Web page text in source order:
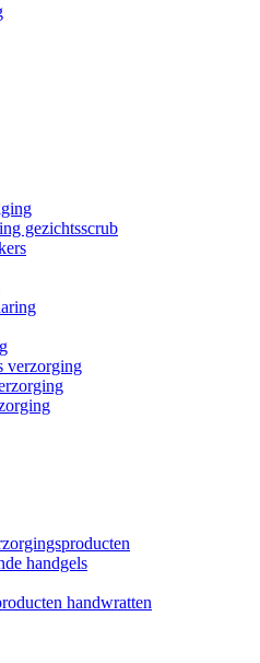
gezichtsscrub
verzorging
handgels
handwratten